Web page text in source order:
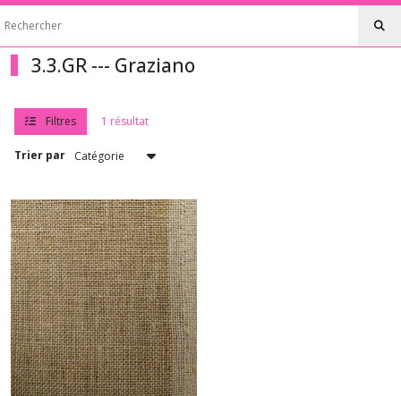
3.3.GR --- Graziano
Filtres 1 résultat
Trier par
3.2.TB
-
Toiles
à
3.3.GR
-
-
Afficher
les
résultats